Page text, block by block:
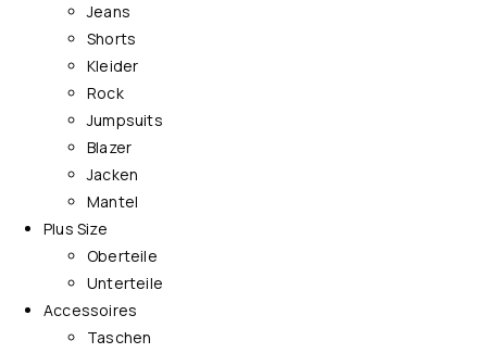
Jeans
Shorts
Kleider
Rock
Jumpsuits
Blazer
Jacken
Mantel
Plus Size
Oberteile
Unterteile
Accessoires
Taschen